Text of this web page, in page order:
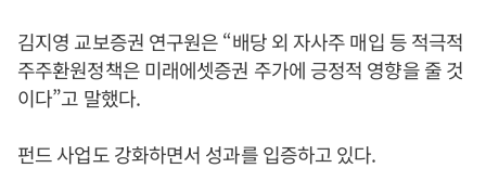
김지영 교보증권 연구원은 “배당 외 자사주 매입 등 적극적
주주환원정책은 미래에셋증권 주가에 긍정적 영향을 줄 것
이다”고 말했다.
펀드 사업도 강화하면서 성과를 입증하고 있다.